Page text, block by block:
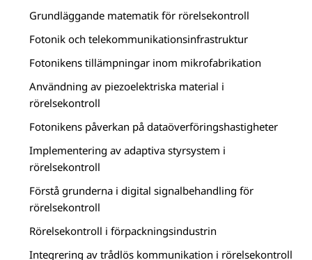
Grundläggande matematik för rörelsekontroll
Fotonik och telekommunikationsinfrastruktur
Fotonikens tillämpningar inom mikrofabrikation
Användning av piezoelektriska material i
rörelsekontroll
Fotonikens påverkan på dataöverföringshastigheter
Implementering av adaptiva styrsystem i
rörelsekontroll
Förstå grunderna i digital signalbehandling för
rörelsekontroll
Rörelsekontroll i förpackningsindustrin
Integrering av trådlös kommunikation i rörelsekontroll